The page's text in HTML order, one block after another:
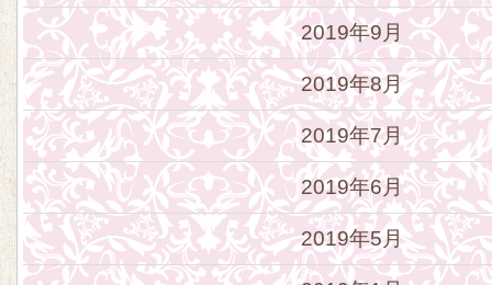
2019年9月
2019年8月
2019年7月
2019年6月
2019年5月